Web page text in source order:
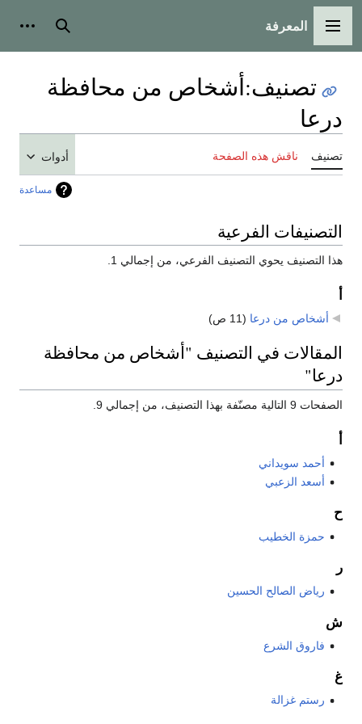
القائمة الرئيسية
المعرفة بحث
تصنيف:أشخاص من محافظة
درعا
تصنيف ناقش هذه الصفحة أدوات
مساعدة
التصنيفات الفرعية
هذا التصنيف يحوي التصنيف الفرعي، من إجمالي 1.
أشخاص من درعا (11 ص)
المقالات في التصنيف "أشخاص من محافظة
درعا"
الصفحات 9 التالية مصنّفة بهذا التصنيف، من إجمالي 9.
أحمد سويداني
أسعد الزعبي
ح
حمزة الخطيب
ر
رياض الصالح الحسين
ش
فاروق الشرع
غ
رستم غزالة